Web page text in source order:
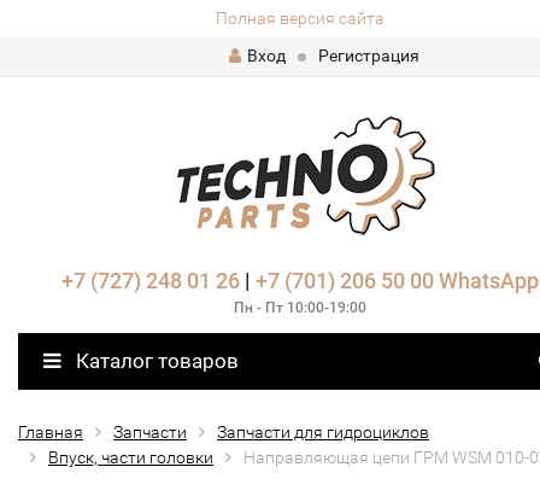
Полная версия сайта
Вход
Регистрация
+7 (727) 248 01 26| +7 (701) 206 50 00 WhatsApp
Пн - Пт 10:00-19:00
Каталог товаров
Главная Запчасти
Запчасти для гидроциклов
Впуск, части головки
Направляющая цепи ГРМ WSM 010-